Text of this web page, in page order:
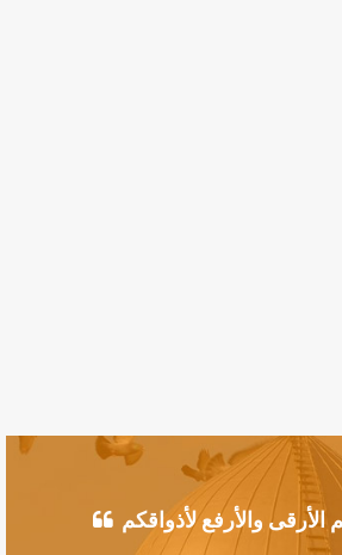
الأرقى والأرفع لأذواقكم